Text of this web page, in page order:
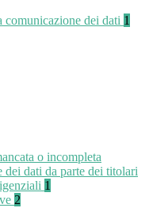
comunicazione dei dati 1
o incompleta
dei dati da parte dei titolari
1
2